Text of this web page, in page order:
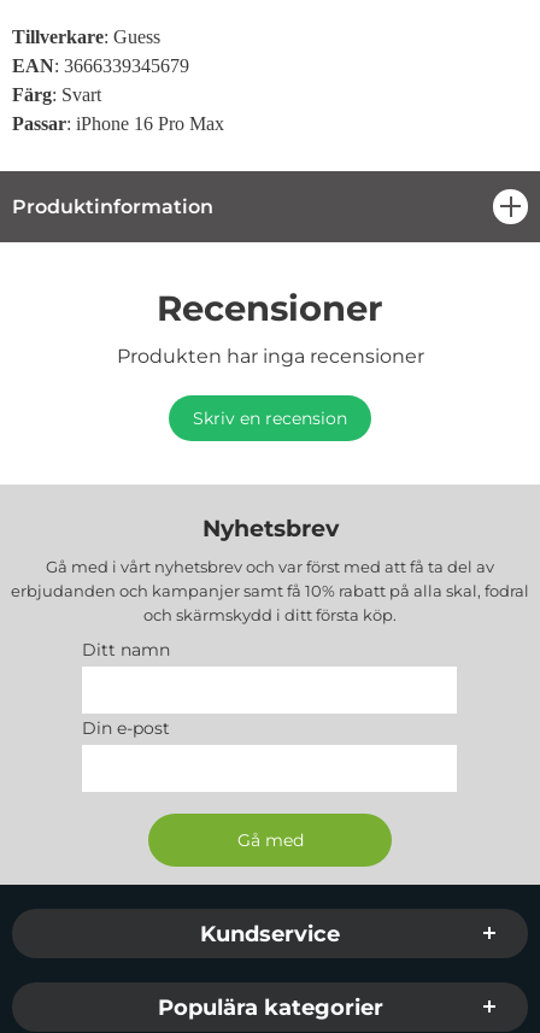
Tillverkare: Guess
EAN: 3666339345679
Färg: Svart
Passar: iPhone 16 Pro Max
Produktinformation
Recensioner
Produkten har inga recensioner
Skriv en recension
Nyhetsbrev
Gå med i vårt nyhetsbrev och var först med att få ta del av
erbjudanden och kampanjer samt få 10% rabatt på alla skal, fodral
och skärmskydd i ditt första köp.
Ditt namn
Din e-post
Sidfot Blandad info och länkar
Kundservice
Populära kategorier